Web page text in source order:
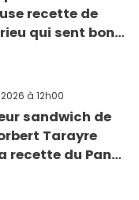
recette de
qui sent bon
à 12h00
sandwich de
Tarayre
recette du Pan